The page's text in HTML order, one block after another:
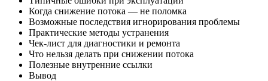
Когда снижение потока — не поломка
Возможные последствия игнорирования проблемы
Практические методы устранения
Чек-лист для диагностики и ремонта
Что нельзя делать при снижении потока
Полезные внутренние ссылки
Вывод